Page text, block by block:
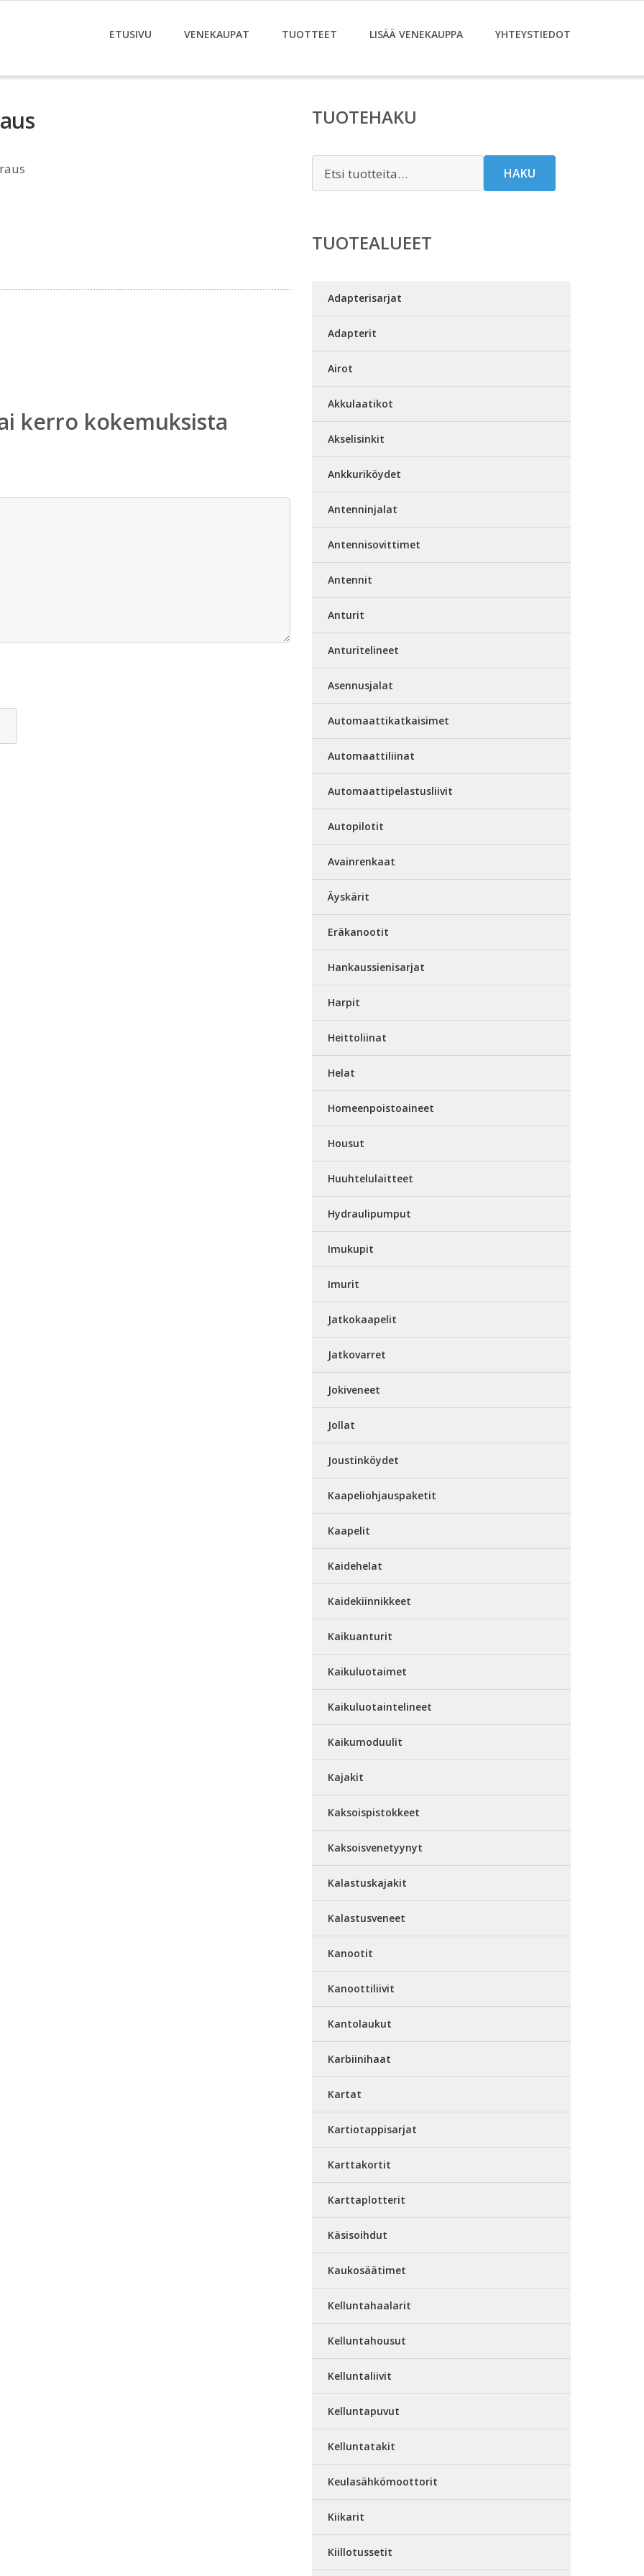
ETUSIVU VENEKAUPAT TUOTTEET LISÄÄ VENEKAUPPA YHTEYSTIEDOT
kerro kokemuksista
TUOTEHAKU
HAKU
TUOTEALUEET
Adapterisarjat
Adapterit
Airot
Akkulaatikot
Akselisinkit
Ankkuriköydet
Antenninjalat
Antennisovittimet
Antennit
Anturit
Anturitelineet
Asennusjalat
Automaattikatkaisimet
Automaattiliinat
Automaattipelastusliivit
Autopilotit
Avainrenkaat
Äyskärit
Eräkanootit
Hankaussienisarjat
Harpit
Heittoliinat
Helat
Homeenpoistoaineet
Housut
Huuhtelulaitteet
Hydraulipumput
Imukupit
Imurit
Jatkokaapelit
Jatkovarret
Jokiveneet
Jollat
Joustinköydet
Kaapeliohjauspaketit
Kaapelit
Kaidehelat
Kaidekiinnikkeet
Kaikuanturit
Kaikuluotaimet
Kaikuluotaintelineet
Kaikumoduulit
Kajakit
Kaksoispistokkeet
Kaksoisvenetyynyt
Kalastuskajakit
Kalastusveneet
Kanootit
Kanoottiliivit
Kantolaukut
Karbiinihaat
Kartat
Kartiotappisarjat
Karttakortit
Karttaplotterit
Käsisoihdut
Kaukosäätimet
Kelluntahaalarit
Kelluntahousut
Kelluntaliivit
Kelluntapuvut
Kelluntatakit
Keulasähkömoottorit
Kiikarit
Kiillotussetit